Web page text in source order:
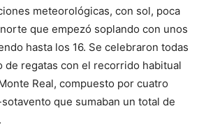
meteorológicas, con sol, poca
que empezó soplando con unos
hasta los 16. Se celebraron todas
de regatas con el recorrido habitual
Real, compuesto por cuatro
que sumaban un total de